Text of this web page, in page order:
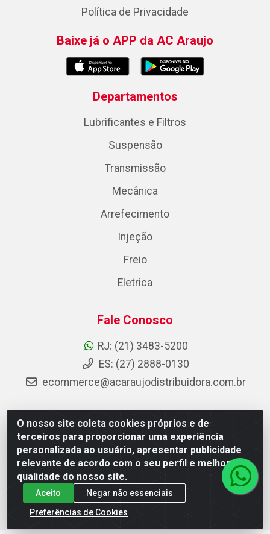
O nosso site coleta cookies próprios e de
terceiros para proporcionar uma experiência
personalizada ao usuário, apresentar publicidade
relevante de acordo com o seu perfil e melhorar a
qualidade do nosso site.
Aceito
Negar não essenciais
Preferências de Cookies
Política de Privacidade
Baixe já o APP da AC Araujo
Departamentos
Lubrificantes e Filtros
Suspensão
Transmissão
Mecânica
Arrefecimento
Injeção
Freio
Eletrica
Fale Conosco
RJ: (21) 3483-5200
ES: (27) 2888-0130
ecommerce@acaraujodistribuidora.com.br
AC Araujo Distribuidora - Rua Carneiro de Campos, 42 -
São Cristóvão, Rio de Janeiro/RJ - CEP 20.920-410 -
CNPJ 08.744.753/0003-85